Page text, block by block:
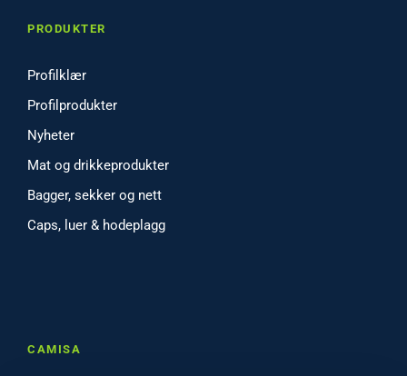
PRODUKTER
Profilklær
Profilprodukter
Nyheter
Mat og drikkeprodukter
Bagger, sekker og nett
Caps, luer & hodeplagg
CAMISA